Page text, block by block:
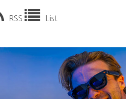
RSS List